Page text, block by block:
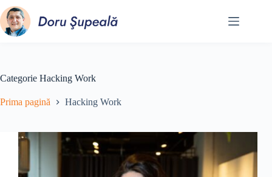
Sari
la
conținut
Categorie Hacking Work
Prima pagină Hacking Work